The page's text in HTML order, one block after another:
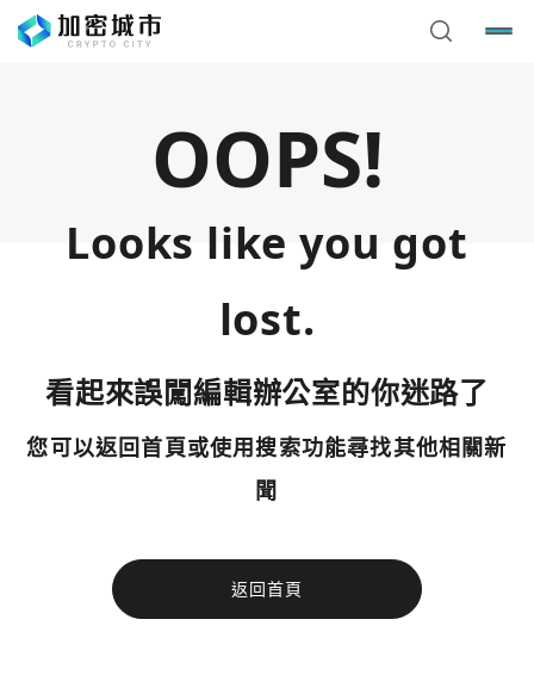
OOPS!
Looks like you got
lost.
看起來誤闖編輯辦公室的你迷路了
您可以返回首頁或使用搜索功能尋找其他相關新
聞
返回首頁
今日熱門
使用以下帳號繼續
您已閒置5分鐘，請點擊關閉按鈕或空白處，即可回到加密
今日熱門